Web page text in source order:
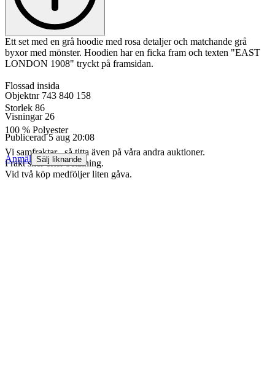
Ett set med en grå hoodie med rosa detaljer och matchande grå
byxor med mönster. Hoodien har en ficka fram och texten "EAST
LONDON 1908" tryckt på framsidan.
Flossad insida
Storlek 86
100 % Polyester
Vi samfraktar , så titta även på våra andra auktioner.
Frakt sker efter betalning.
Vid två köp medföljer liten gåva.
Objektnr 743 840 158
Visningar 26
Publicerad 5 aug 20:08
Anmäl Sälj liknande